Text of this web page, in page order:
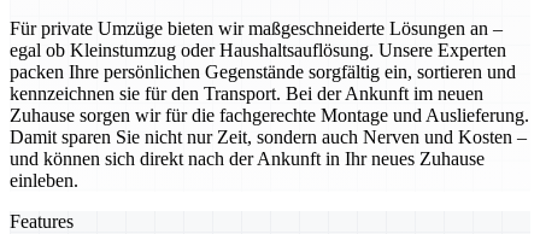
Für private Umzüge bieten wir maßgeschneiderte Lösungen an –
egal ob Kleinstumzug oder Haushaltsauflösung. Unsere Experten
packen Ihre persönlichen Gegenstände sorgfältig ein, sortieren und
kennzeichnen sie für den Transport. Bei der Ankunft im neuen
Zuhause sorgen wir für die fachgerechte Montage und Auslieferung.
Damit sparen Sie nicht nur Zeit, sondern auch Nerven und Kosten –
und können sich direkt nach der Ankunft in Ihr neues Zuhause
einleben.
Features